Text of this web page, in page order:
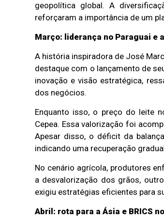
geopolítica global. A
reforçaram a importância de um
Março: liderança no Paraguai e
A história inspiradora de José
destaque com o lançamento de
inovação e visão estratégica,
dos negócios.
Enquanto isso, o preço do leite
Cepea. Essa valorização foi
Apesar disso, o déficit da
indicando uma recuperação
No cenário agrícola, produtores
a desvalorização dos grãos,
exigiu estratégias eficientes para
Abril: rota para a Ásia e BRICS